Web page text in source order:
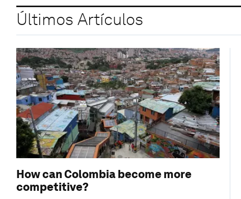
Últimos Artículos
How can Colombia become more
competitive?